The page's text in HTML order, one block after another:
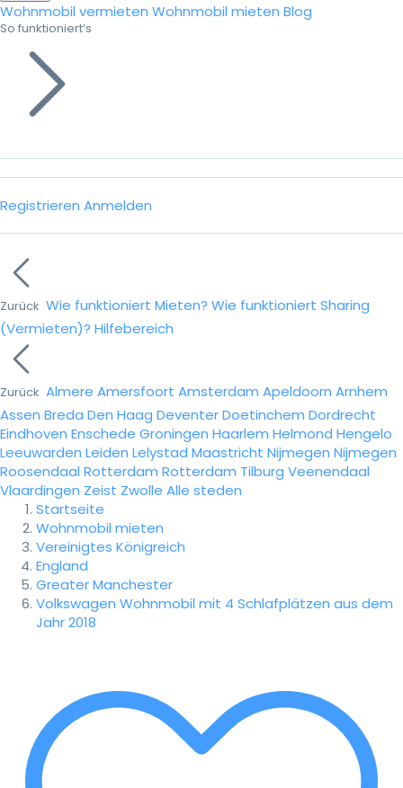
Wohnmobil vermieten Wohnmobil mieten Blog
So funktioniert’s
Registrieren Anmelden
Zurück Wie funktioniert Mieten? Wie funktioniert Sharing
(Vermieten)? Hilfebereich
Zurück Almere Amersfoort Amsterdam Apeldoorn Arnhem
Assen Breda Den Haag DeventerDoetinchem Dordrecht
Eindhoven Enschede Groningen Haarlem Helmond Hengelo
Leeuwarden Leiden Lelystad Maastricht Nijmegen Nijmegen
Roosendaal Rotterdam Rotterdam Tilburg Veenendaal
Vlaardingen Zeist Zwolle Alle steden
Startseite
Wohnmobil mieten
Vereinigtes Königreich
England
Greater Manchester
Volkswagen Wohnmobil mit 4 Schlafplätzen aus dem
Jahr 2018